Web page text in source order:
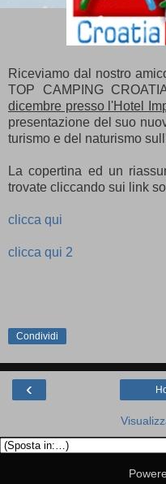
Riceviamo dal nostro
TOP CAMPING
dicembre presso l'Hotel
presentazione del suo
turismo e del naturismo
La copertina ed un
trovate cliccando sui link
clicca qui
clicca qui 2
Condividi
‹